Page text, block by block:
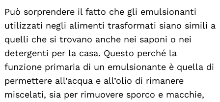
Può sorprendere il fatto che gli emulsionanti
utilizzati negli alimenti trasformati siano simili a
quelli che si trovano anche nei saponi o nei
detergenti per la casa. Questo perché la
funzione primaria di un emulsionante è quella di
permettere all’acqua e all’olio di rimanere
miscelati, sia per rimuovere sporco e macchie,
Search
For: